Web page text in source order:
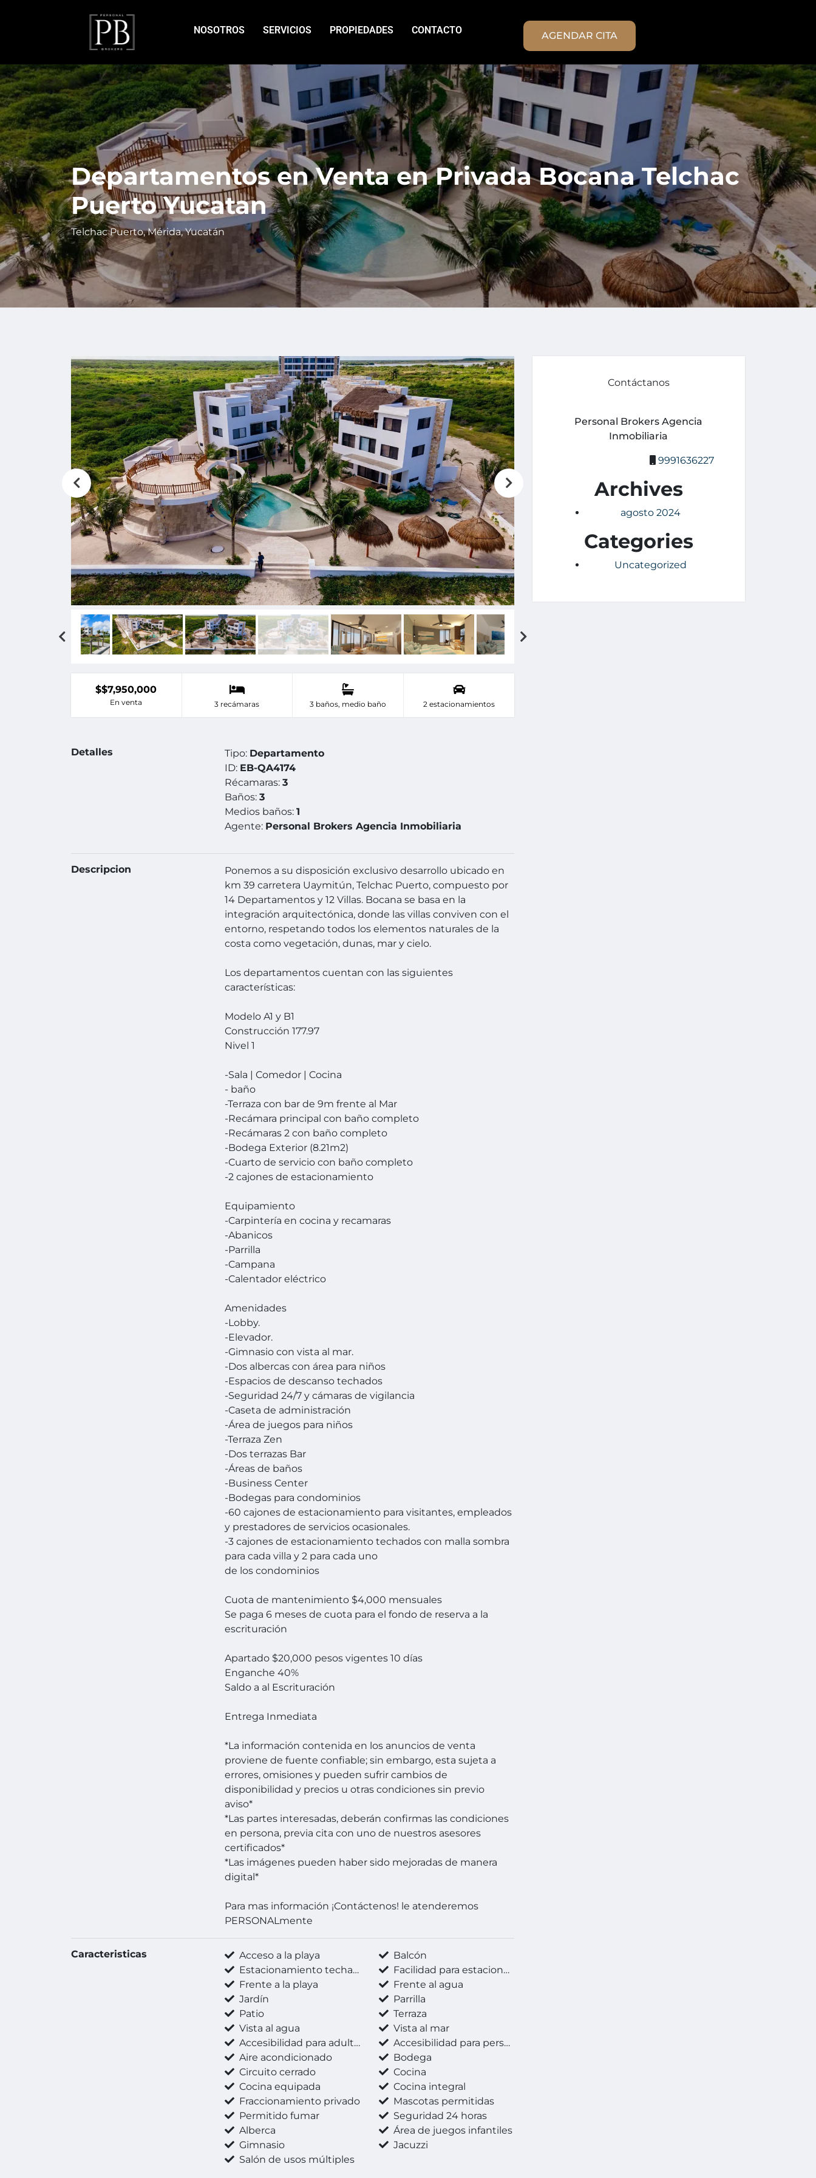
NOSOTROS SERVICIOS PROPIEDADES CONTACTO AGENDAR CITA
Departamentos en Venta en Privada Bocana Telchac
Puerto Yucatan
Telchac Puerto, Mérida, Yucatán
$$7,950,000
En venta 3 recámaras 3 baños, medio baño 2 estacionamientos
Detalles Tipo: Departamento
ID: EB-QA4174
Récamaras:3
Baños:3
Medios baños:1
Agente: Personal Brokers Agencia Inmobiliaria
Descripcion
Ponemos a su disposición exclusivo desarrollo ubicado en
km 39 carretera Uaymitún, Telchac Puerto, compuesto por
14 Departamentos y 12 Villas. Bocana se basa en la
integración arquitectónica, donde las villas conviven con el
entorno, respetando todos los elementos naturales de la
costa como vegetación, dunas, mar y cielo.
Los departamentos cuentan con las siguientes
características:
Modelo A1 y B1
Construcción 177.97
Nivel 1
-Sala | Comedor | Cocina
- baño
-Terraza con bar de 9m frente al Mar
-Recámara principal con baño completo
-Recámaras 2 con baño completo
-Bodega Exterior (8.21m2)
-Cuarto de servicio con baño completo
-2 cajones de estacionamiento
Equipamiento
-Carpintería en cocina y recamaras
-Abanicos
-Parrilla
-Campana
-Calentador eléctrico
Amenidades
-Lobby.
-Elevador.
-Gimnasio con vista al mar.
-Dos albercas con área para niños
-Espacios de descanso techados
-Seguridad 24/7 y cámaras de vigilancia
-Caseta de administración
-Área de juegos para niños
-Terraza Zen
-Dos terrazas Bar
-Áreas de baños
-Business Center
-Bodegas para condominios
-60 cajones de estacionamiento para visitantes, empleados
y prestadores de servicios ocasionales.
-3 cajones de estacionamiento techados con malla sombra
para cada villa y 2 para cada uno
de los condominios
Cuota de mantenimiento $4,000 mensuales
Se paga 6 meses de cuota para el fondo de reserva a la
escrituración
Apartado $20,000 pesos vigentes 10 días
Enganche 40%
Saldo a al Escrituración
Entrega Inmediata
*La información contenida en los anuncios de venta
proviene de fuente confiable; sin embargo, esta sujeta a
errores, omisiones y pueden sufrir cambios de
disponibilidad y precios u otras condiciones sin previo
aviso*
*Las partes interesadas, deberán confirmas las condiciones
en persona, previa cita con uno de nuestros asesores
certificados*
*Las imágenes pueden haber sido mejoradas de manera
digital*
Para mas información ¡Contáctenos! le atenderemos
PERSONALmente
Caracteristicas Acceso a la playa
Balcón
Estacionamiento techado
Facilidad para estacionarse
Frente a la playa
Frente al agua
Jardín
Parrilla
Patio
Terraza
Vista al agua
Vista al mar
Accesibilidad para adultos mayores
Accesibilidad para personas con discapacidad
Aire acondicionado
Bodega
Circuito cerrado
Cocina
Cocina equipada
Cocina integral
Fraccionamiento privado
Mascotas permitidas
Permitido fumar
Seguridad 24 horas
Alberca
Área de juegos infantiles
Gimnasio
Jacuzzi
Salón de usos múltiples
Contáctanos
Personal Brokers Agencia
Inmobiliaria
9991636227
Archives
agosto 2024
Categories
Uncategorized